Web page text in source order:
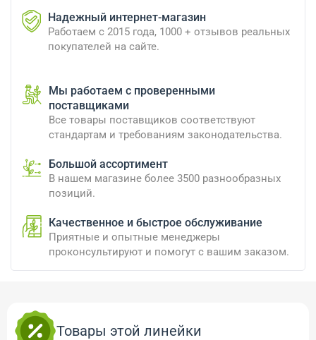
Надежный интернет-магазин
Работаем с 2015 года, 1000 + отзывов реальных
покупателей на сайте.
Мы работаем с проверенными
поставщиками
Все товары поставщиков соответствуют
стандартам и требованиям законодательства.
Большой ассортимент
В нашем магазине более 3500 разнообразных
позиций.
Качественное и быстрое обслуживание
Приятные и опытные менеджеры
проконсультируют и помогут с вашим заказом.
Товары этой линейки